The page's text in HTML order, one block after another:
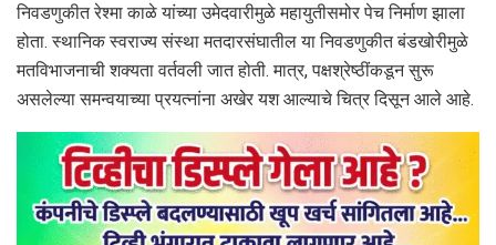
निवडणुकीत रेश्मा काळे यांच्या उमेदवारीमुळे महायुतीसमोर पेच निर्माण झाला
होता. स्थानिक स्वराज्य संस्था मतदारसंघातील या निवडणुकीत बंडखोरीमुळे
मतविभाजनाची शक्यता वर्तवली जात होती. मात्र, पक्षश्रेष्ठींकडून सुरू
असलेल्या समन्वयाच्या प्रयत्नांना अखेर यश आल्याचे चित्र दिसून आले आहे.